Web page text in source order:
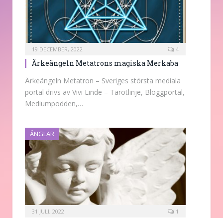
19 DECEMBER, 2022 4
Ärkeängeln Metatrons magiska Merkaba
Ärkeängeln Metatron – Sveriges största mediala
portal drivs av Vivi Linde – Tarotlinje, Bloggportal,
Mediumpodden,…
ÄNGLAR
31 JULI, 2022 1